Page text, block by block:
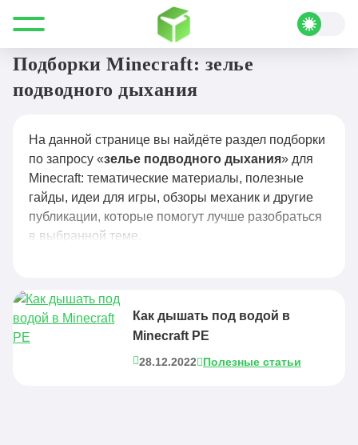
Все для Minecraft зелье подводного дыхания
Подборки Minecraft: зелье
подводного дыхания
На данной странице вы найдёте раздел подборки
по запросу «зелье подводного дыхания» для
Minecraft: тематические материалы, полезные
гайды, идеи для игры, обзоры механик и другие
публикации, которые помогут лучше разобраться
в выбранной теме.
Как дышать под водой в
Minecraft PE
28.12.2022 Полезные статьи